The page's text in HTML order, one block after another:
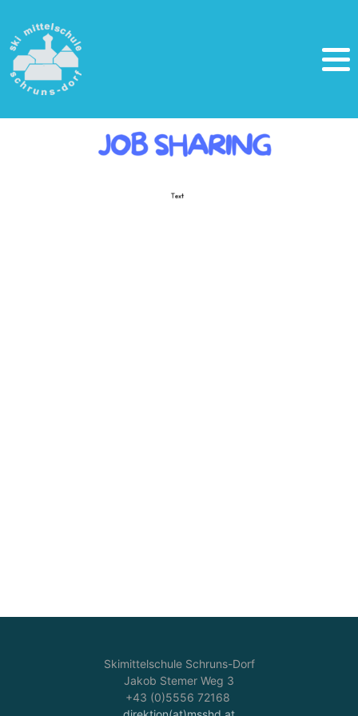
Skimittelschule Schruns-Dorf
Jakob Stemer Weg 3
+43 (0)5556 72168